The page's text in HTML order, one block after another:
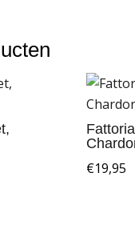
€19,95